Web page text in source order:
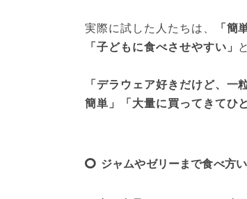
実際に試した人たちは、
「簡
「子どもに食べさせやすい」
「デラウェア好きだけど、
簡単」「大量に買ってきてひ
ジャムやゼリーまで食べ方い